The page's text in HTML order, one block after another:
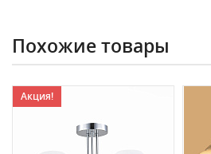
Похожие товары
Акция!